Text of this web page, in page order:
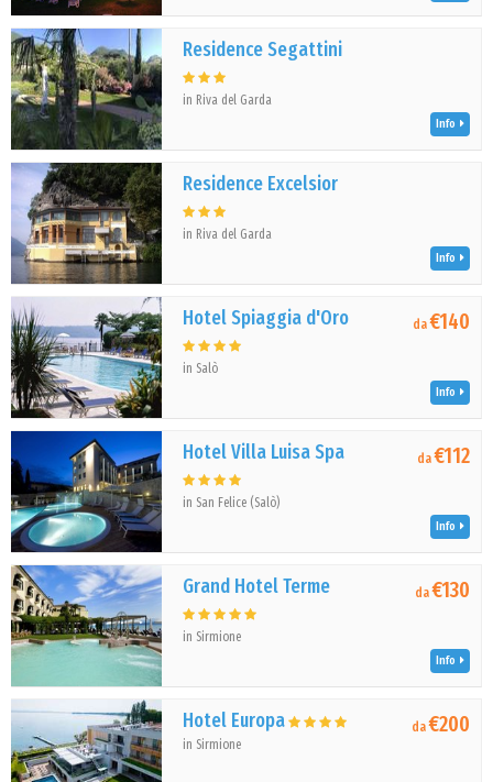
Residence Segattini
in Riva del Garda
Info
Residence Excelsior
in Riva del Garda
Info
Hotel Spiaggia d'Oro
in Salò
da€140
Info
Hotel Villa Luisa Spa
in San Felice (Salò)
da€112
Info
Grand Hotel Terme
in Sirmione
da€130
Info
Hotel Europa
in Sirmione
da€200